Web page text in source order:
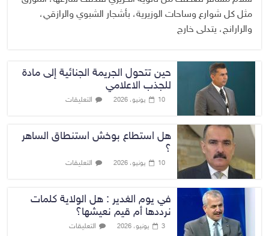
مثل كل شوارع وساحات الوزيرية، بأشجار الشبوي والرازقي،
والرارانج، يتدلى خارج
حين تتحول الجريمة الجنائية إلى مادة
للجذب الاعلامي
10 يونيو، 2026 التعليقات
هل استطاع بوخش استنطاق الساهر
؟
10 يونيو، 2026 التعليقات
في يوم الغدير : هل الولاية كلمات
نرددها أم قيم نعيشها؟
3 يونيو، 2026 التعليقات